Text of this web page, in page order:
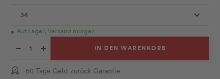
34
Auf Lager, Versand morgen
Menge
Menge
IN DEN WARENKORB
60 Tage Geld-zurück-Garantie